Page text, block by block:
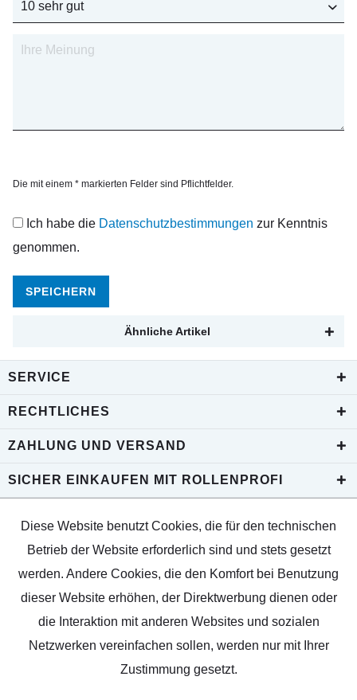
Die mit einem * markierten Felder sind Pflichtfelder.
Ich habe die Datenschutzbestimmungen zur Kenntnis
genommen.
SPEICHERN
Ähnliche Artikel
SERVICE
RECHTLICHES
ZAHLUNG UND VERSAND
SICHER EINKAUFEN MIT ROLLENPROFI
Diese Website benutzt Cookies, die für den technischen
Betrieb der Website erforderlich sind und stets gesetzt
werden. Andere Cookies, die den Komfort bei Benutzung
dieser Website erhöhen, der Direktwerbung dienen oder
die Interaktion mit anderen Websites und sozialen
Netzwerken vereinfachen sollen, werden nur mit Ihrer
Zustimmung gesetzt.